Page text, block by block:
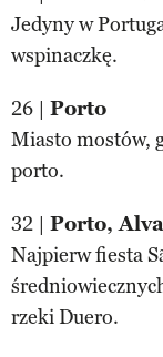
Jedyny w
wspinaczkę.
26 | Porto
Miasto mostów,
porto.
32 | Porto,
Najpierw fiesta
rzeki Duero.